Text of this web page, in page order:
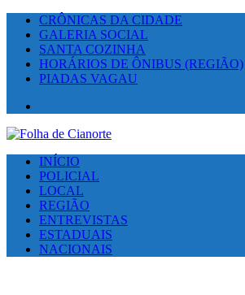
CRÔNICAS DA CIDADE
GALERIA SOCIAL
SANTA COZINHA
HORÁRIOS DE ÔNIBUS (REGIÃO)
PIADAS VAGAU
INÍCIO
POLICIAL
LOCAL
REGIÃO
ENTREVISTAS
ESTADUAIS
NACIONAIS